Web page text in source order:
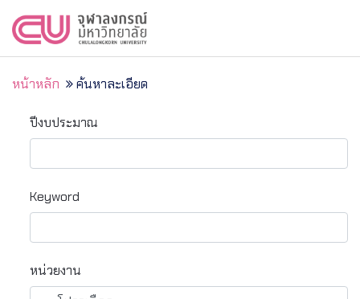
หน้าหลัก ค้นหาละเอียด
ปีงบประมาณ
Keyword
หน่วยงาน